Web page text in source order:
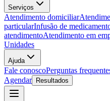
Serviços
Atendimento domiciliar
particularInfusão de
atendimentoAtendimento em
Unidades
Ajuda
Fale conoscoPerguntas
Agendar
Resultados